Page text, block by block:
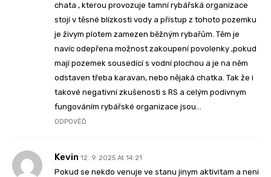
chata , kterou provozuje tamní rybářská organizace
stojí v těsné blízkosti vody a přístup z tohoto pozemku
je živym plotem zamezen běžným rybařům. Těm je
navíc odepřena možnost zakoupení povolenky ,pokud
mají pozemek sousedící s vodní plochou a je na něm
odstaven třeba karavan, nebo nějaká chatka. Tak že i
takové negativní zkušenosti s RS a celým podivnym
fungováním rybářské organizace jsou…
ODPOVĚĎ
Kevin 12. 9. 2025 At 14:21
Pokud se nekdo venuje ve stanu jinym aktivitam a neni